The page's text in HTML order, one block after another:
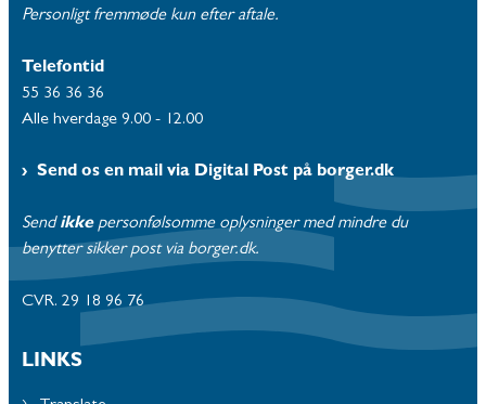
Personligt fremmøde kun efter aftale.
Telefontid
55 36 36 36
Alle hverdage 9.00 - 12.00
Send os en mail via Digital Post på borger.dk
Send ikke personfølsomme oplysninger med mindre du
benytter sikker post via borger.dk.
CVR. 29 18 96 76
LINKS